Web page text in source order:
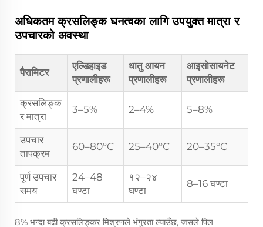
अधिकतम क्रसलिङ्क घनत्वका लागि उपयुक्त मात्रा र
उपचारको अवस्था
पैरामिटर
एल्डिहाइड
प्रणालीहरू
धातु आयन
प्रणालीहरू
आइसोसायनेट
प्रणालीहरू
क्रसलिङ्क
र मात्रा
3–5% 2–4% 5–8%
उपचार
तापक्रम
60–80°C 25–40°C 20–35°C
पूर्ण उपचार
समय
24–48
घण्टा
१२–२४
घण्टा
8–16 घण्टा
8% भन्दा बढी क्रसलिङ्कर मिश्रणले भंगुरता ल्याउँछ, जसले पिल